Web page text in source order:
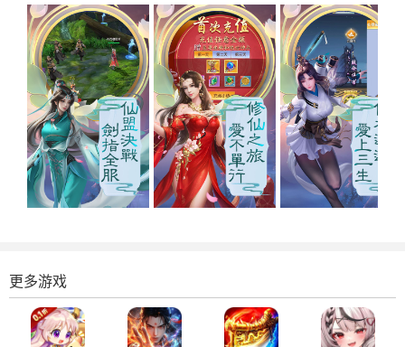
更多游戏